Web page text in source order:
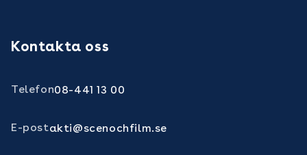
Kontakta oss
Telefon08-441 13 00
E-postakti@scenochfilm.se